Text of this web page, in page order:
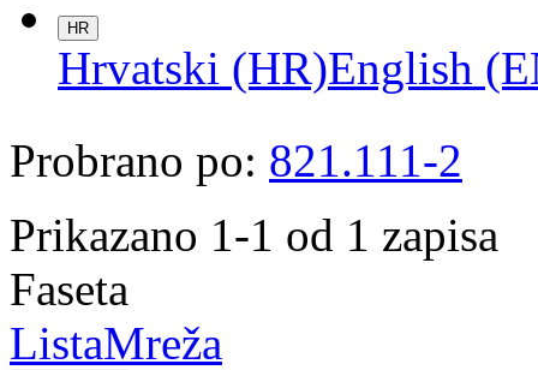
HR
Hrvatski (HR)English
Probrano po: 821.111-2
Prikazano 1-1 od 1 zapisa
Faseta
ListaMreža